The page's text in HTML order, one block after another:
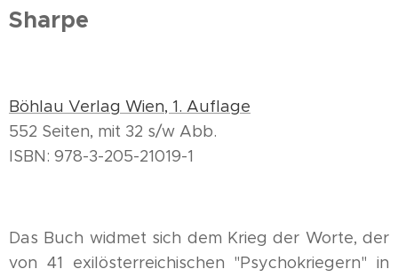
Sharpe
Böhlau Verlag Wien, 1. Auflage
552 Seiten, mit 32 s/w Abb.
ISBN: 978-3-205-21019-1
Das Buch widmet sich dem Krieg der Worte, der
von 41 exilösterreichischen "Psychokriegern" in